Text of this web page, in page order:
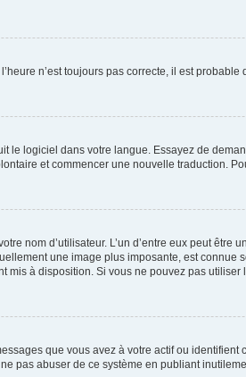
n’est toujours pas correcte, il est
le logiciel dans votre langue. Essayez de
et commencer une nouvelle traduction.
nom d’utilisateur. L’un d’entre eux peut
une image plus imposante, est
à disposition. Si vous ne pouvez pas
que vous avez à votre actif ou
pas abuser de ce système en publiant